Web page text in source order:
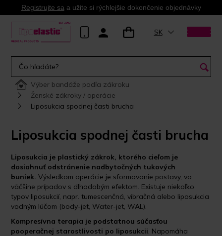
Registrujte sa a užite si rýchlejšie dokončenie objednávky
SK
Výber bandáže podľa zákroku
Ženské zákroky / operácie
Liposukcia spodnej časti brucha
Liposukcia spodnej časti brucha
Liposukcia je plastický zákrok, ktorého cieľom je
dosiahnuť odstránenie nadbytočných tukových
buniek.Výsledkom operácie je sformovanie postavy, vo
väčšine prípadov s dlhodobým efektom. Existuje niekoľko
typov liposukcií, napr. tumescenčná, vibračná alebo liposukcia
vodným lúčom (body-jet, Water-jet, WAL).
Kompresívna terapia je podstatnou súčasťou
pooperačnej starostlivosti po liposukcii. Napomáha